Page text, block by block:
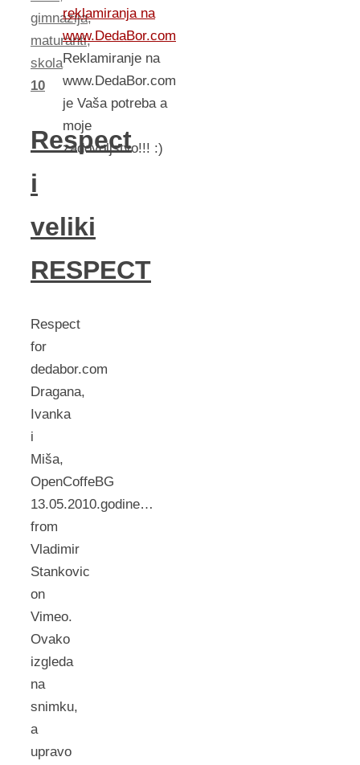
gimnazija,
maturanti,
skola
10
Respect
i
veliki
RESPECT
Respect
for
dedabor.com
Dragana,
Ivanka
i
Miša,
OpenCoffeBG
13.05.2010.godine…
from
Vladimir
Stankovic
on
Vimeo.
Ovako
izgleda
na
snimku,
a
upravo
reklamiranja na
www.DedaBor.com
Reklamiranje na
www.DedaBor.com
je Vaša potreba a
moje
zadovoljstvo!!! :)